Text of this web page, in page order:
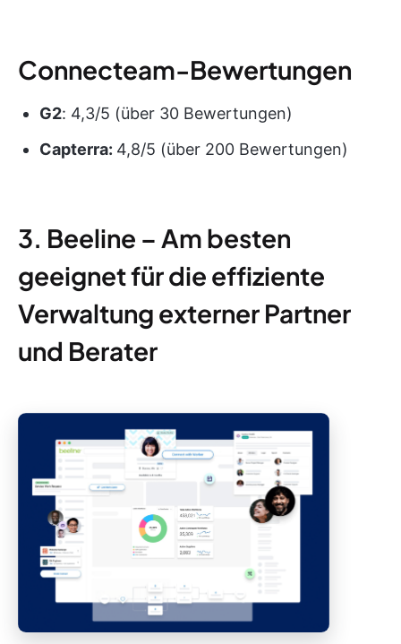
Connecteam-Bewertungen
G2: 4,3/5 (über 30 Bewertungen)
Capterra: 4,8/5 (über 200 Bewertungen)
3. Beeline – Am besten
geeignet für die effiziente
Verwaltung externer Partner
und Berater